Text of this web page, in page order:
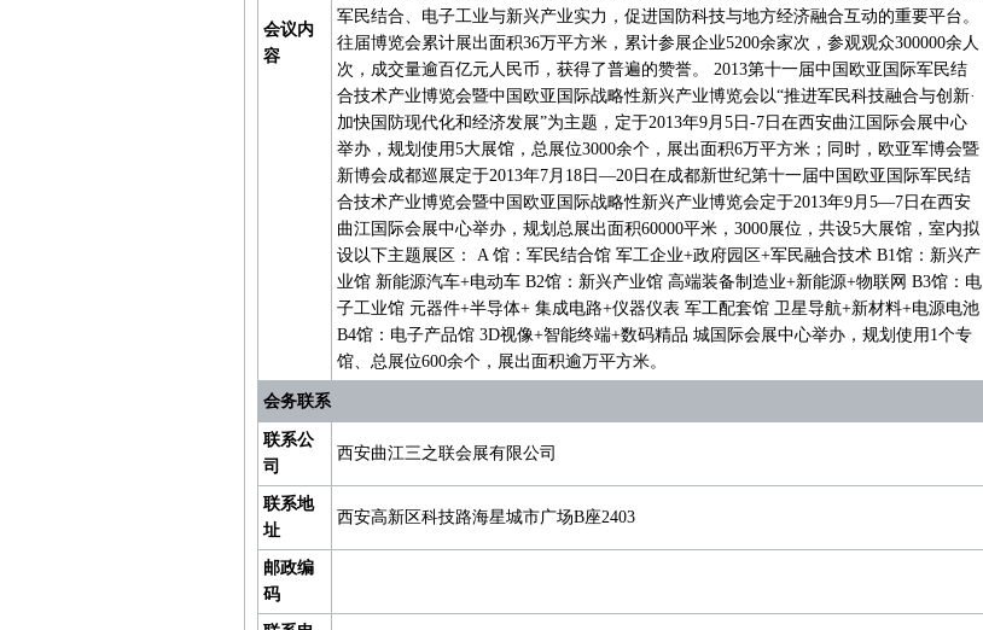
会议内
容
军民结合、电子工业与新兴产业实力，促进国防科技与地方经济融合互动的重要平台。
往届博览会累计展出面积36万平方米，累计参展企业5200余家次，参观观众300000余人
次，成交量逾百亿元人民币，获得了普遍的赞誉。 2013第十一届中国欧亚国际军民结
合技术产业博览会暨中国欧亚国际战略性新兴产业博览会以“推进军民科技融合与创新·
加快国防现代化和经济发展”为主题，定于2013年9月5日-7日在西安曲江国际会展中心
举办，规划使用5大展馆，总展位3000余个，展出面积6万平方米；同时，欧亚军博会暨
新博会成都巡展定于2013年7月18日—20日在成都新世纪第十一届中国欧亚国际军民结
合技术产业博览会暨中国欧亚国际战略性新兴产业博览会定于2013年9月5—7日在西安
曲江国际会展中心举办，规划总展出面积60000平米，3000展位，共设5大展馆，室内拟
设以下主题展区： A 馆：军民结合馆 军工企业+政府园区+军民融合技术 B1馆：新兴产
业馆 新能源汽车+电动车 B2馆：新兴产业馆 高端装备制造业+新能源+物联网 B3馆：电
子工业馆 元器件+半导体+ 集成电路+仪器仪表 军工配套馆 卫星导航+新材料+电源电池
B4馆：电子产品馆 3D视像+智能终端+数码精品 城国际会展中心举办，规划使用1个专
馆、总展位600余个，展出面积逾万平方米。
会务联系
联系公
司
西安曲江三之联会展有限公司
联系地
址
西安高新区科技路海星城市广场B座2403
邮政编
码